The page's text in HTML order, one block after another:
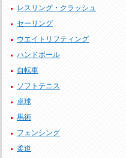
レスリング・クラッシュ
セーリング
ウエイトリフティング
ハンドボール
自転車
ソフトテニス
卓球
馬術
フェンシング
柔道